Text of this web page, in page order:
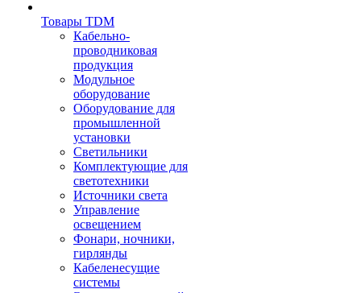
Товары TDM
Кабельно-
проводниковая
продукция
Модульное
оборудование
Оборудование для
промышленной
установки
Светильники
Комплектующие для
светотехники
Источники света
Управление
освещением
Фонари, ночники,
гирлянды
Кабеленесущие
системы